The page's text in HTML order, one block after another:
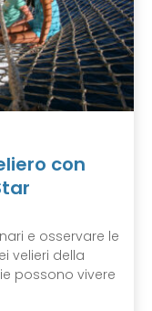
con
e osservare le
velieri della
possono vivere